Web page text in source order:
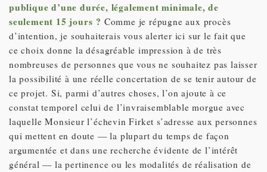
publique d’une durée, légalement minimale, de
seulement 15 jours ? Comme je répugne aux procès
d’intention, je souhaiterais vous alerter ici sur le fait que
ce choix donne la désagréable impression à de très
nombreuses de personnes que vous ne souhaitez pas laisser
la possibilité à une réelle concertation de se tenir autour de
ce projet. Si, parmi d’autres choses, l’on ajoute à ce
constat temporel celui de l’invraisemblable morgue avec
laquelle Monsieur l’échevin Firket s’adresse aux personnes
qui mettent en doute — la plupart du temps de façon
argumentée et dans une recherche évidente de l’intérêt
général — la pertinence ou les modalités de réalisation de